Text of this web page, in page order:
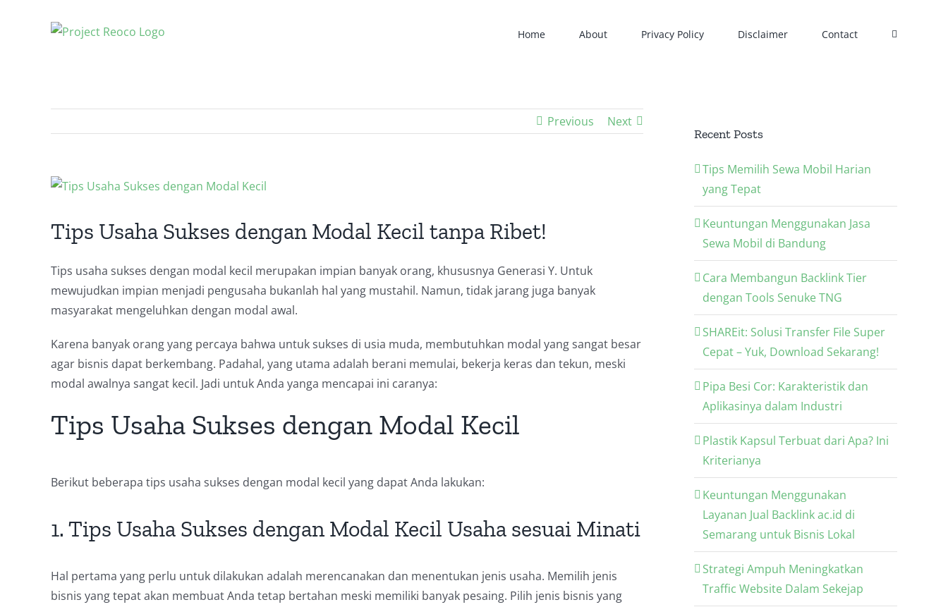
Home About Privacy Policy Disclaimer Contact
Previous Next
View
Image
Tips Usaha Sukses dengan Modal Kecil tanpa Ribet!
Tips usaha sukses dengan modal kecil merupakan impian banyak orang, khususnya Generasi Y. Untuk
mewujudkan impian menjadi pengusaha bukanlah hal yang mustahil. Namun, tidak jarang juga banyak
masyarakat mengeluhkan dengan modal awal.
Karena banyak orang yang percaya bahwa untuk sukses di usia muda, membutuhkan modal yang sangat besar
agar bisnis dapat berkembang. Padahal, yang utama adalah berani memulai, bekerja keras dan tekun, meski
modal awalnya sangat kecil. Jadi untuk Anda yanga mencapai ini caranya:
Tips Usaha Sukses dengan Modal Kecil
Berikut beberapa tips usaha sukses dengan modal kecil yang dapat Anda lakukan:
1. Tips Usaha Sukses dengan Modal Kecil Usaha sesuai Minati
Hal pertama yang perlu untuk dilakukan adalah merencanakan dan menentukan jenis usaha. Memilih jenis
bisnis yang tepat akan membuat Anda tetap bertahan meski memiliki banyak pesaing. Pilih jenis bisnis yang
Recent Posts
Tips Memilih Sewa Mobil Harian
yang Tepat
Keuntungan Menggunakan Jasa
Sewa Mobil di Bandung
Cara Membangun Backlink Tier
dengan Tools Senuke TNG
SHAREit: Solusi Transfer File Super
Cepat – Yuk, Download Sekarang!
Pipa Besi Cor: Karakteristik dan
Aplikasinya dalam Industri
Plastik Kapsul Terbuat dari Apa? Ini
Kriterianya
Keuntungan Menggunakan
Layanan Jual Backlink ac.id di
Semarang untuk Bisnis Lokal
Strategi Ampuh Meningkatkan
Traffic Website Dalam Sekejap